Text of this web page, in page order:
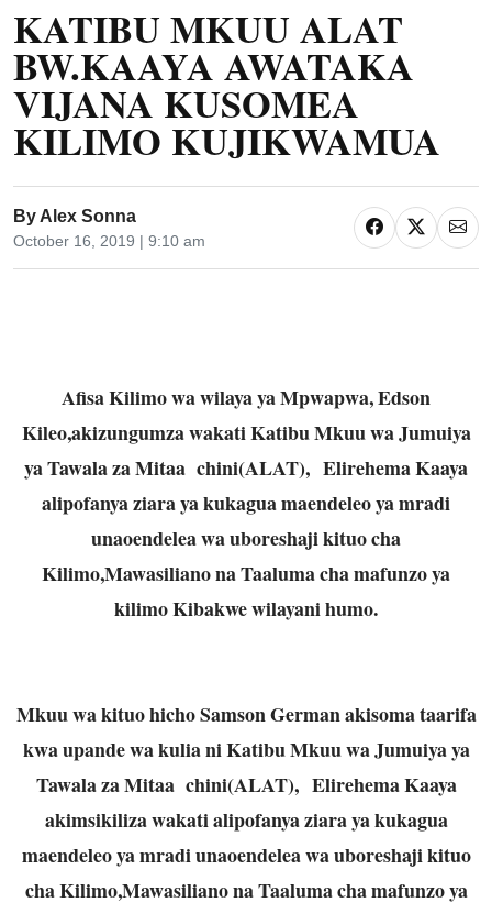
KATIBU MKUU ALAT
BW.KAAYA AWATAKA
VIJANA KUSOMEA
KILIMO KUJIKWAMUA
By Alex Sonna
October 16, 2019 | 9:10 am
Afisa Kilimo wa wilaya ya Mpwapwa, Edson
Kileo,akizungumza wakati Katibu Mkuu wa Jumuiya
ya Tawala za Mitaa chini(ALAT), Elirehema Kaaya
alipofanya ziara ya kukagua maendeleo ya mradi
unaoendelea wa uboreshaji kituo cha
Kilimo,Mawasiliano na Taaluma cha mafunzo ya
kilimo Kibakwe wilayani humo.
Mkuu wa kituo hicho Samson German akisoma taarifa
kwa upande wa kulia ni Katibu Mkuu wa Jumuiya ya
Tawala za Mitaa chini(ALAT), Elirehema Kaaya
akimsikiliza wakati alipofanya ziara ya kukagua
maendeleo ya mradi unaoendelea wa uboreshaji kituo
cha Kilimo,Mawasiliano na Taaluma cha mafunzo ya